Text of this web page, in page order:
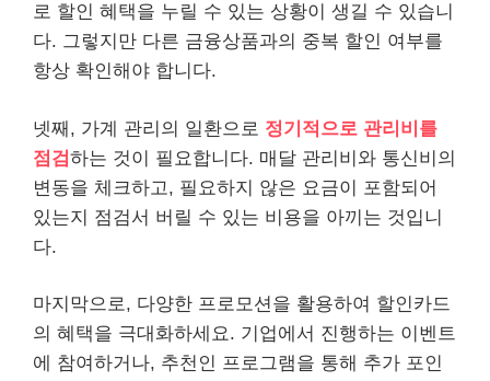
로 할인 혜택을 누릴 수 있는 상황이 생길 수 있습니
다. 그렇지만 다른 금융상품과의 중복 할인 여부를
항상 확인해야 합니다.
넷째, 가계 관리의 일환으로 정기적으로 관리비를
점검하는 것이 필요합니다. 매달 관리비와 통신비의
변동을 체크하고, 필요하지 않은 요금이 포함되어
있는지 점검서 버릴 수 있는 비용을 아끼는 것입니
다.
마지막으로, 다양한 프로모션을 활용하여 할인카드
의 혜택을 극대화하세요. 기업에서 진행하는 이벤트
에 참여하거나, 추천인 프로그램을 통해 추가 포인